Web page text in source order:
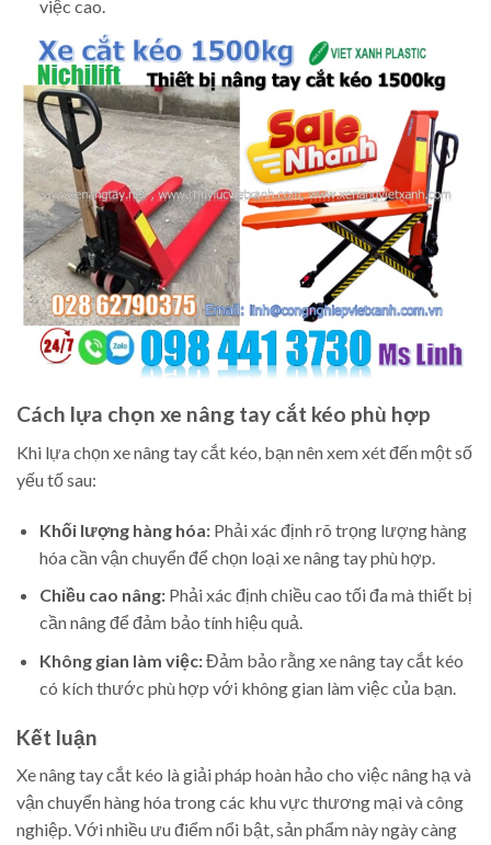
việc cao.
Cách lựa chọn xe nâng tay cắt kéo phù hợp
Khi lựa chọn xe nâng tay cắt kéo, bạn nên xem xét đến một số
yếu tố sau:
Khối lượng hàng hóa:Phải xác định rõ trọng lượng hàng
hóa cần vận chuyển để chọn loại xe nâng tay phù hợp.
Chiều cao nâng:Phải xác định chiều cao tối đa mà thiết bị
cần nâng để đảm bảo tính hiệu quả.
Không gian làm việc:Đảm bảo rằng xe nâng tay cắt kéo
có kích thước phù hợp với không gian làm việc của bạn.
Kết luận
Xe nâng tay cắt kéo là giải pháp hoàn hảo cho việc nâng hạ và
vận chuyển hàng hóa trong các khu vực thương mại và công
nghiệp. Với nhiều ưu điểm nổi bật, sản phẩm này ngày càng